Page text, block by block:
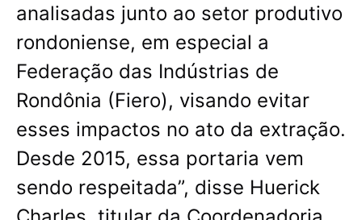
analisadas junto ao setor produtivo
rondoniense, em especial a
Federação das Indústrias de
Rondônia (Fiero), visando evitar
esses impactos no ato da extração.
Desde 2015, essa portaria vem
sendo respeitada”, disse Huerick